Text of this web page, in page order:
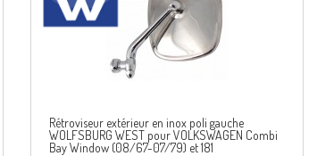
Rétroviseur extérieur en inox poli gauche
WOLFSBURG WEST pour VOLKSWAGEN Combi
Bay Window (08/67-07/79) et 181